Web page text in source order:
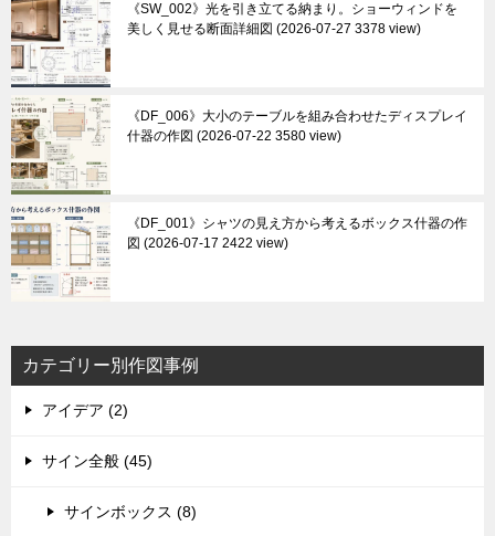
《SW_002》光を引き立てる納まり。ショーウィンドを
美しく見せる断面詳細図
2026-07-27 3378 view
《DF_006》大小のテーブルを組み合わせたディスプレイ
什器の作図
2026-07-22 3580 view
《DF_001》シャツの見え方から考えるボックス什器の作
図
2026-07-17 2422 view
カテゴリー別作図事例
アイデア (2)
サイン全般 (45)
サインボックス (8)